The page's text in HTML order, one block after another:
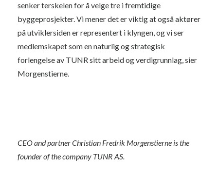
senker terskelen for å velge tre i fremtidige
byggeprosjekter. Vi mener det er viktig at også aktører
på utviklersiden er representert i klyngen, og vi ser
medlemskapet som en naturlig og strategisk
forlengelse av TUNR sitt arbeid og verdigrunnlag, sier
Morgenstierne.
CEO and partner Christian Fredrik Morgenstierne is the
founder of the company TUNR AS.